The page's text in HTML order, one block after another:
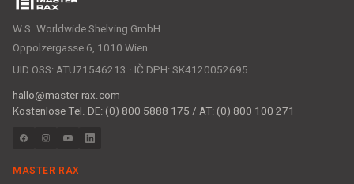
W.S. Worldwide Shelving GmbH
Oppolzergasse 6, 1010 Wien
UID OSS: ATU71546213 · IČ DPH: SK4120052695
hallo@master-rax.com
Kostenlose Tel. DE: (0) 800 5888 175 / AT: (0) 800 100 271
MASTER RAX